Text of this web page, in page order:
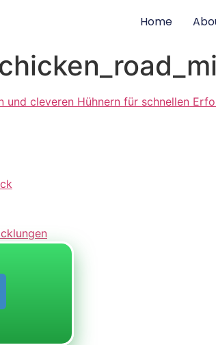
Home
und cleveren Hühnern für schnellen